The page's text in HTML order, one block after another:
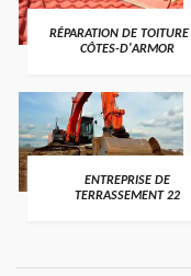
RÉPARATION DE
CÔTES-D'ARMOR
ENTREPRISE DE
TERRASSEMENT 22